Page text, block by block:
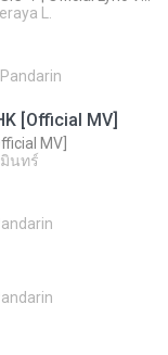
L.
Pandarin
[Official MV]
MV]
นทร์